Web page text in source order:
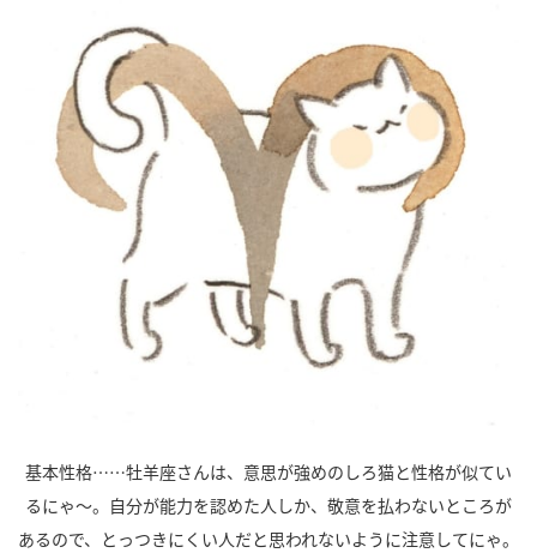
基本性格……牡羊座さんは、意思が強めのしろ猫と性格が似てい
るにゃ～。自分が能力を認めた人しか、敬意を払わないところが
あるので、とっつきにくい人だと思われないように注意してにゃ。